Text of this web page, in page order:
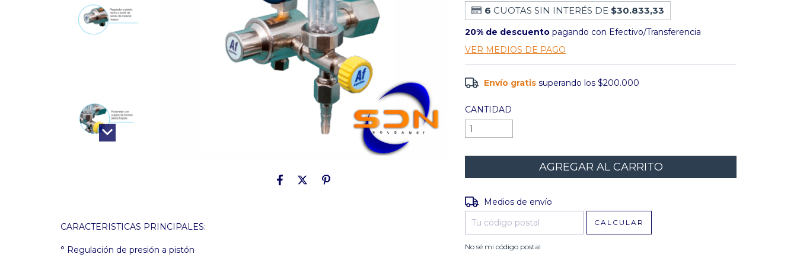
CARACTERISTICAS PRINCIPALES:
° Regulación de presión a pistón
6 CUOTAS SIN INTERÉS DE $30.833,33
20% de descuento pagando con Efectivo/Transferencia
VER MEDIOS DE PAGO
Envío gratis superando los$200.000
CANTIDAD
Entregas para el CP:
Medios de envío
CALCULAR
No sé mi código postal